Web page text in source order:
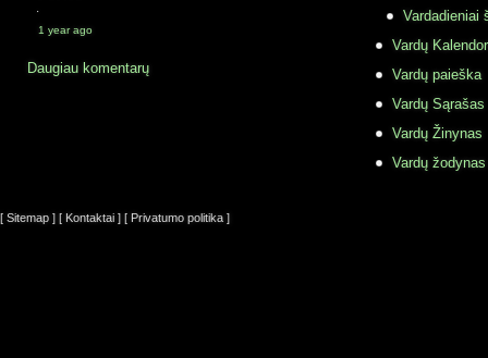
·
1 year ago
Daugiau komentarų
Vardadieniai
Vardų
Vardų paieška
Vardų Sąrašas
Vardų Žinynas
Vardų
[ Sitemap ] [ Kontaktai ] [ Privatumo politika ]